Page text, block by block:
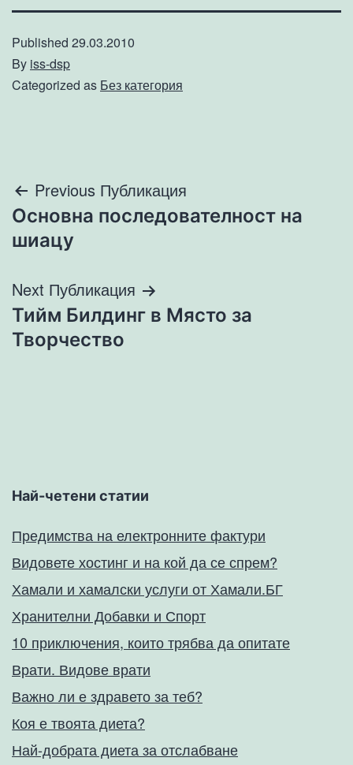
Published 29.03.2010
By iss-dsp
Categorized as Без категория
Навигация
Previous Публикация
Основна последователност на
шиацу
Next Публикация
Тийм Билдинг в Място за
Творчество
Най-четени статии
Предимства на електронните фактури
Видовете хостинг и на кой да се спрем?
Хамали и хамалски услуги от Хамали.БГ
Хранителни Добавки и Спорт
10 приключения, които трябва да опитате
Врати. Видове врати
Важно ли е здравето за теб?
Коя е твоята диета?
Най-добрата диета за отслабване